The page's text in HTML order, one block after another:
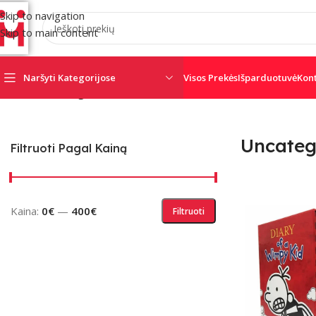
Skip to navigation
Skip to main content
Naršyti Kategorijose
AJAX CROW
SATEL
Visos PrekėsIšparduotuvė
Filtruoti Pagal Kainą
Filtruoti
Kaina: 0€ — 400€